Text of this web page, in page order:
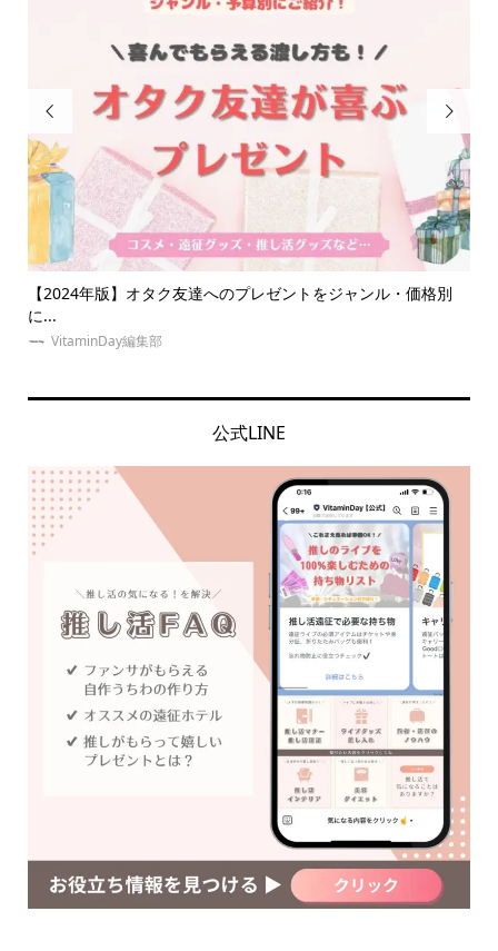

のプレゼントをジャンル・価格別
簡単キンブレリボンの作り方

公式LINE